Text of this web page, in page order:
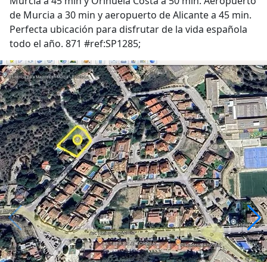
de Murcia a 30 min y aeropuerto de Alicante a 45 min.
Perfecta ubicación para disfrutar de la vida española
todo el año. 871 #ref:SP1285;